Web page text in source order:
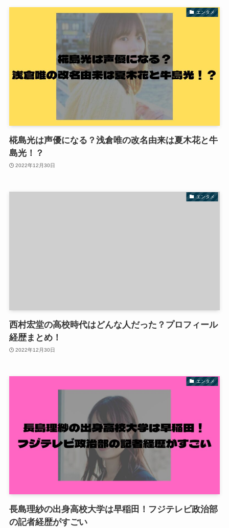
エンタメ
椛島光は声優になる？浅倉唯の改名由来は夏木花と牛
島光！？
2022年12月30日
エンタメ
西村宏堂の高校時代はどんな人だった？プロフィール
経歴まとめ！
2022年12月30日
エンタメ
長島理紗の出身高校大学は早稲田！フジテレビ政治部
の記者経歴がすごい